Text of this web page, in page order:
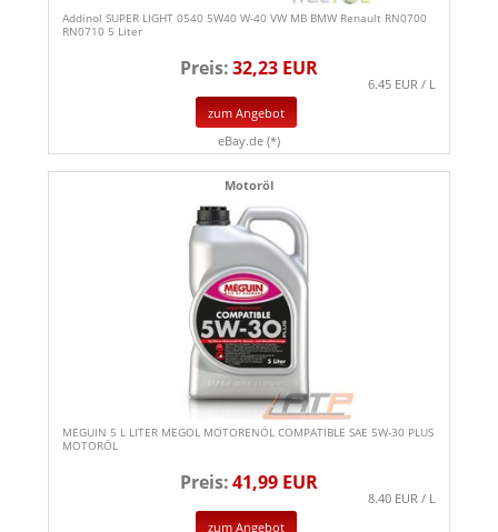
Addinol SUPER LIGHT 0540 5W40 W-40 VW MB BMW Renault RN0700
RN0710 5 Liter
Preis:32,23 EUR
6.45 EUR / L
zum Angebot
eBay.de (*)
Motoröl
MEGUIN 5 L LITER MEGOL MOTORENÖL COMPATIBLE SAE 5W-30 PLUS
MOTORÖL
Preis:41,99 EUR
8.40 EUR / L
zum Angebot